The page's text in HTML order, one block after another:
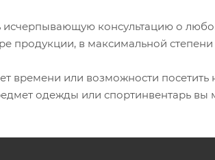
исчерпывающую консультацию о
продукции, в максимальной
времени или возможности
одежды или спортинвентарь вы